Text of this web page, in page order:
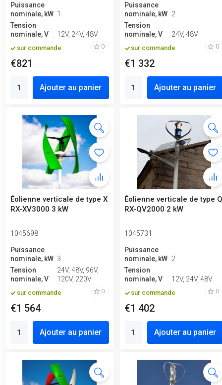
Puissance
nominale, kW 1
Tension
nominale, V
12V, 24V, 48V
sur commande 0
€821
Ajouter au panier
Puissance
nominale, kW 2
Tension
nominale, V
24V, 48V
sur commande 0
€1 332
Ajouter au panier
Éolienne verticale de type X
RX-XV3000 3 kW
1045698
Puissance
nominale, kW 3
Tension
nominale, V
24V, 48V, 96V,
120V, 220V
sur commande 0
€1 564
Ajouter au panier
Éolienne verticale de type
RX-QV2000 2 kW
1045731
Puissance
nominale, kW 2
Tension
nominale, V
12V, 24V, 48V
sur commande 0
€1 402
Ajouter au panier